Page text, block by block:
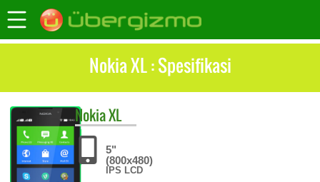
Nokia XL : Spesifikasi
NokiaXL
5"
(800x480)
IPS LCD